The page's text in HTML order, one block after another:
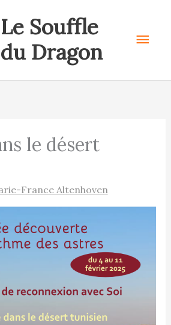
Le Souffle
du Dragon
le désert
France Altenhoven